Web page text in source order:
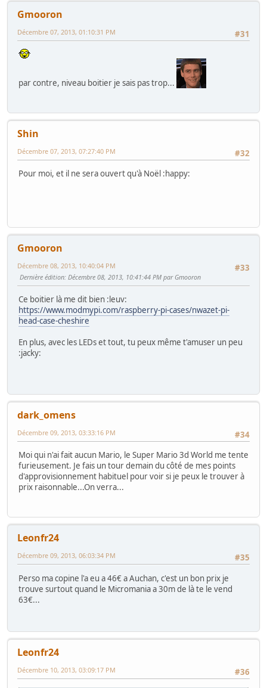
Gmooron
#31
Décembre 07, 2013, 01:10:31 PM
par contre, niveau boitier je sais pas trop...
Shin
#32
Décembre 07, 2013, 07:27:40 PM
Pour moi, et il ne sera ouvert qu'à Noël :happy:
Gmooron
#33
Décembre 08, 2013, 10:40:04 PM
Dernière édition: Décembre 08, 2013, 10:41:44 PM par Gmooron
Ce boitier là me dit bien :leuv:
https://www.modmypi.com/raspberry-pi-cases/nwazet-pi-
head-case-cheshire
En plus, avec les LEDs et tout, tu peux même t'amuser un peu
:jacky:
dark_omens
#34
Décembre 09, 2013, 03:33:16 PM
Moi qui n'ai fait aucun Mario, le Super Mario 3d World me tente
furieusement. Je fais un tour demain du côté de mes points
d'approvisionnement habituel pour voir si je peux le trouver à
prix raisonnable...On verra...
Leonfr24
#35
Décembre 09, 2013, 06:03:34 PM
Perso ma copine l'a eu a 46€ a Auchan, c'est un bon prix je
trouve surtout quand le Micromania a 30m de là te le vend
63€...
Leonfr24
#36
Décembre 10, 2013, 03:09:17 PM